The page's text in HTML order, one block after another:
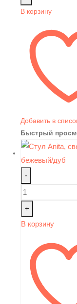
В корзину
Добавить в
Быстрый
-
+
В корзину